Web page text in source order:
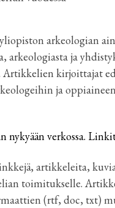
arkeologian
arkeologiasta ja
Artikkelien kirjoittajat
ja
nykyään verkossa.
artikkeleita,
toimitukselle.
(rtf, doc, txt)